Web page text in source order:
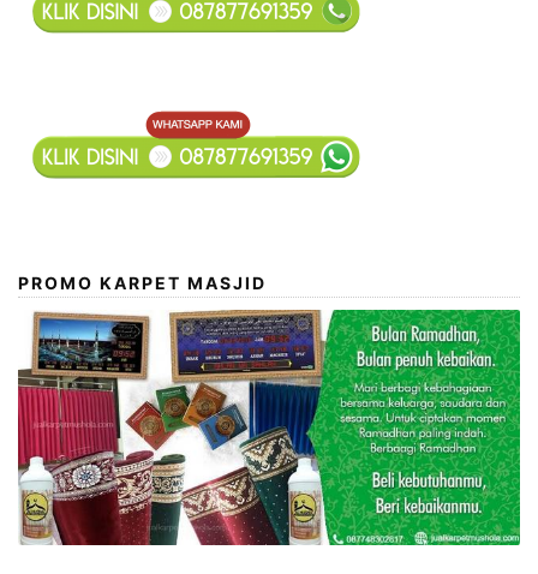
PROMO KARPET MASJID